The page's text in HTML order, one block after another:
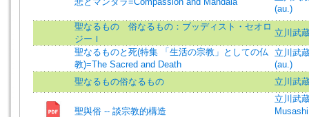
(au.)
聖なるもの 俗なるもの：ブッディスト・セオロ
ジーＩ
立川武
聖なるものと死(特集 「生活の宗教」としての仏
教)=The Sacred and Death
立川武
(au.)
聖なるもの俗なるもの
立川武
聖與俗 -- 談宗教的構造
立川武